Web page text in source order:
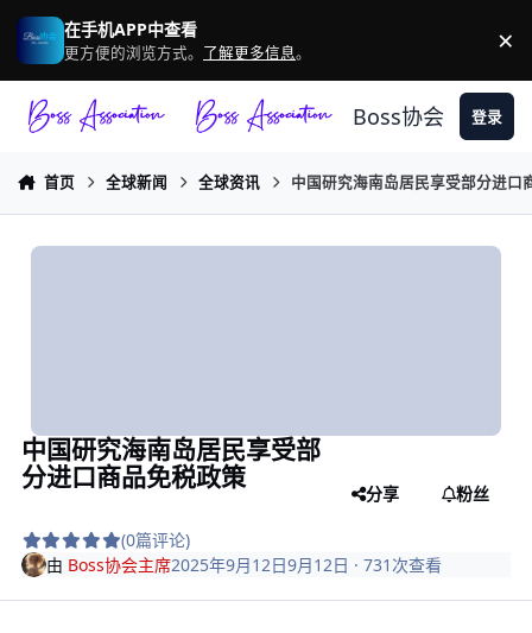
跳转到帖子
在手机APP中查看
更方便的浏览方式。 了解更多信息。 ×
Boss协会 登录
首页 全球新闻 全球资讯 中国研究海南岛居民享受部分进口
中国研究海南岛居民享受部
分进口商品免税政策
(0篇评论)
分享 粉丝
由 Boss协会主席2025年9月12日9月12日 · 731次查看